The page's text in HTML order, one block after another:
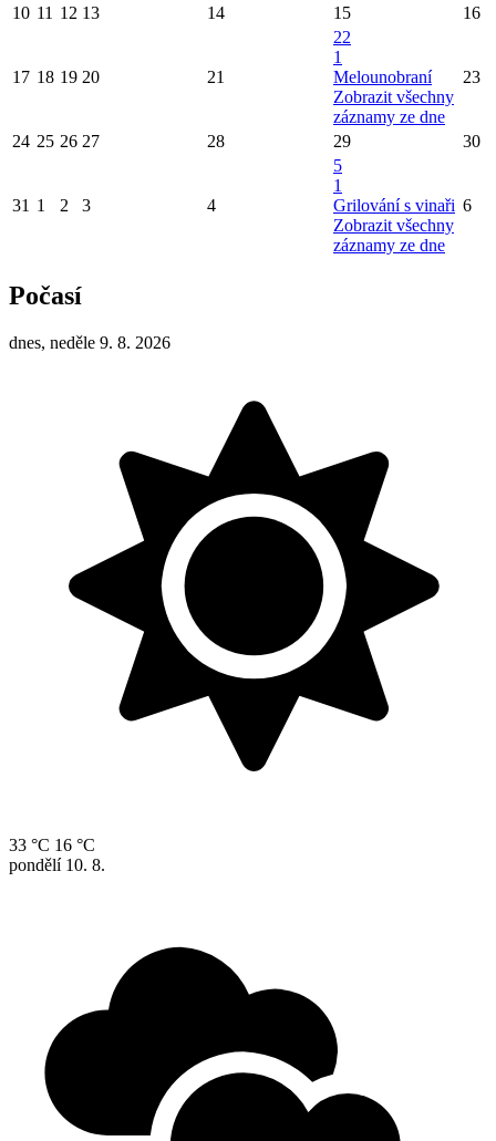
10 11 12 13 14 15 16
17 18 19 20 21
22
1
Melounobraní
Zobrazit všechny
záznamy ze dne
23
24 25 26 27 28 29 30
31 1 2 3 4
5
1
Grilování s vinaři
Zobrazit všechny
záznamy ze dne
6
Počasí
dnes, neděle 9. 8. 2026
33 °C 16 °C
pondělí 10. 8.